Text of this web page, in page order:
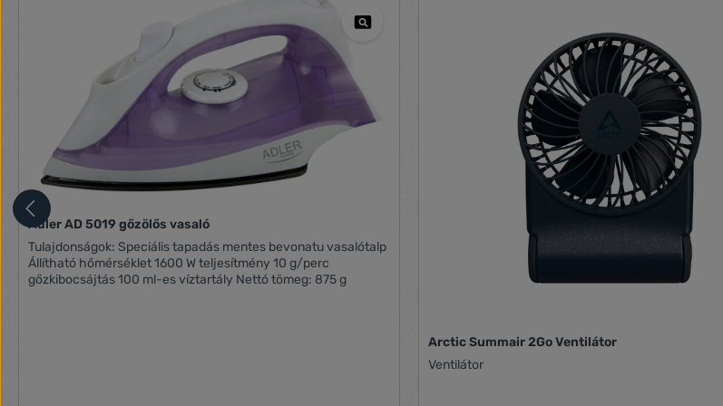
Adler AD 5019 gőzölős vasaló
Tulajdonságok: Speciális tapadás mentes bevonatu vasalótalp
Állítható hőmérséklet 1600 W teljesítmény 10 g/perc
gőzkibocsájtás 100 ml-es víztartály Nettó tömeg: 875 g
Arctic Summair 2Go Ventilátor
Ventilátor